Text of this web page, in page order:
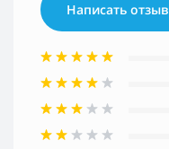
Написать отзыв